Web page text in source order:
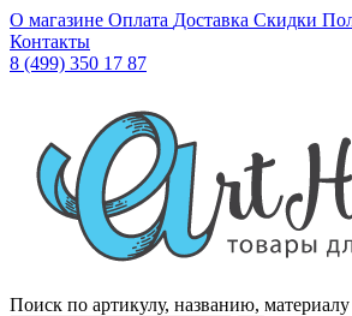
О магазине Оплата Доставка Скидки
Контакты
8 (499) 350 17 87
Поиск по артикулу, названию, материалу